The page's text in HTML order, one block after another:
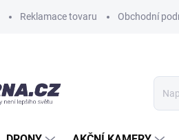
Reklamace tovaru Obchodní